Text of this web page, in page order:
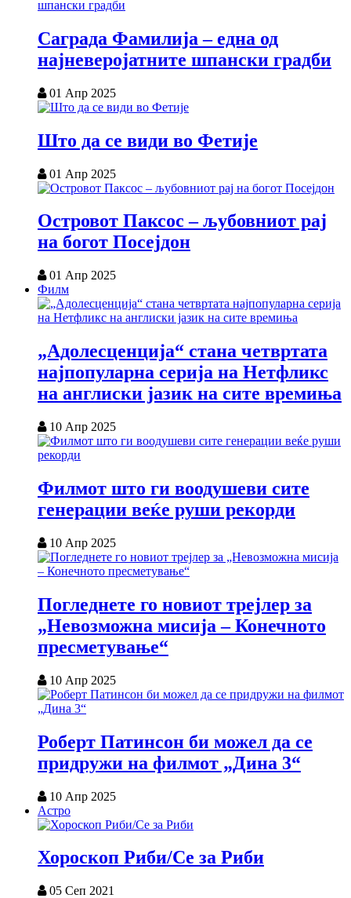
Саграда Фамилија – една од
најневеројатните шпански градби
01 Апр 2025
Што да се види во Фетије
01 Апр 2025
Островот Паксос – љубовниот рај
на богот Посејдон
01 Апр 2025
Филм
„Адолесценција“ стана четвртата
најпопуларна серија на Нетфликс
на англиски јазик на сите времиња
10 Апр 2025
Филмот што ги воодушеви сите
генерации веќе руши рекорди
10 Апр 2025
Погледнете го новиот трејлер за
„Невозможна мисија – Конечното
пресметување“
10 Апр 2025
Роберт Патинсон би можел да се
придружи на филмот „Дина 3“
10 Апр 2025
Астро
Хороскоп Риби/Се за Риби
05 Сеп 2021